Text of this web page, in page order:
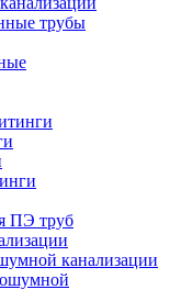
трубы
ПЭ труб
канализации